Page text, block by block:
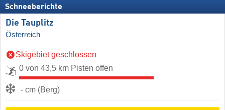
Schneeberichte
Die Tauplitz
Österreich
Skigebiet geschlossen
0 von 43,5 km Pisten offen
- cm (Berg)